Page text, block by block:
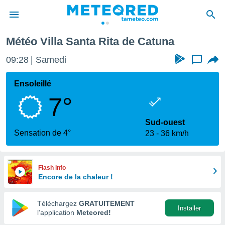
de
en
Météo Villa Santa Rita de Catuna
09:28 Samedi ...
Ensoleillé
7°
Sensation de 4°
Sud-ouest
23
36 km/h
Flash info
Encore de la chaleur !
Téléchargez GRATUITEMENT
l’application Meteored!
Installer